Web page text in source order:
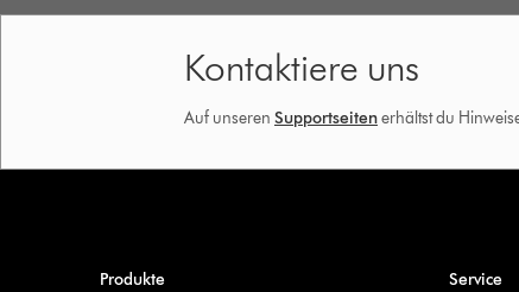
Kontaktiere uns
Auf unseren Supportseitenerhältst du
Produkte Service